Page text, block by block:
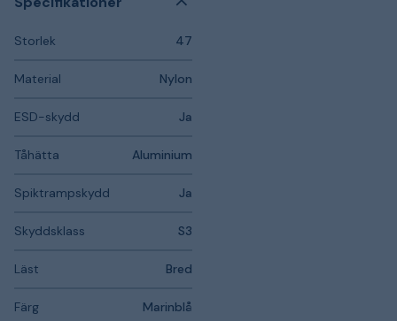
Storlek 47
Material Nylon
ESD-skydd Ja
Tåhätta Aluminium
Spiktrampskydd Ja
Skyddsklass S3
Läst Bred
Färg Marinblå